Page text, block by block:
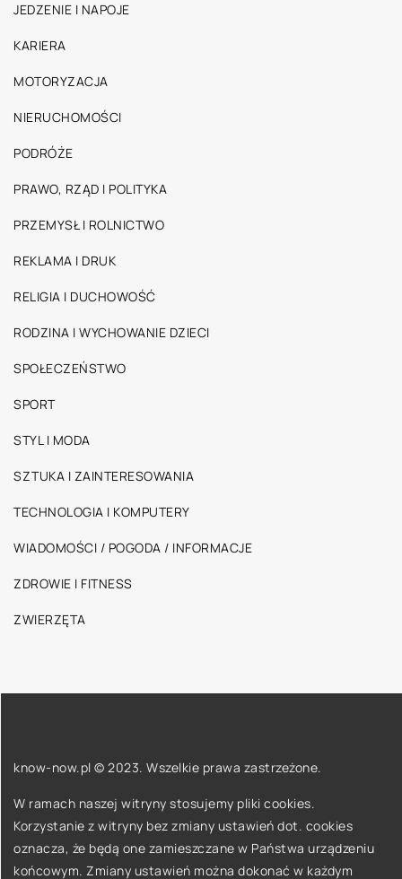
JEDZENIE I NAPOJE
KARIERA
MOTORYZACJA
NIERUCHOMOŚCI
PODRÓŻE
PRAWO, RZĄD I POLITYKA
PRZEMYSŁ I ROLNICTWO
REKLAMA I DRUK
RELIGIA I DUCHOWOŚĆ
RODZINA I WYCHOWANIE DZIECI
SPOŁECZEŃSTWO
SPORT
STYL I MODA
SZTUKA I ZAINTERESOWANIA
TECHNOLOGIA I KOMPUTERY
WIADOMOŚCI / POGODA / INFORMACJE
ZDROWIE I FITNESS
ZWIERZĘTA
know-now.pl © 2023. Wszelkie prawa zastrzeżone.
W ramach naszej witryny stosujemy pliki cookies.
Korzystanie z witryny bez zmiany ustawień dot. cookies
oznacza, że będą one zamieszczane w Państwa urządzeniu
końcowym. Zmiany ustawień można dokonać w każdym